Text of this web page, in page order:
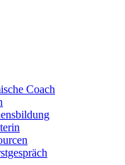
Coach